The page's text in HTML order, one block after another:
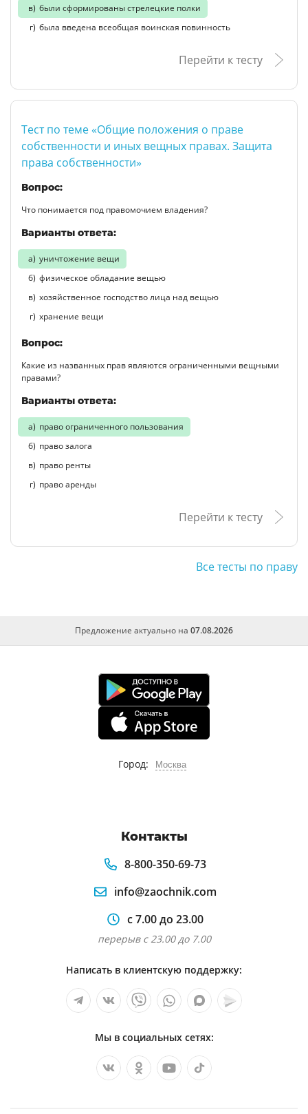
были сформированы стрелецкие полки
была введена всеобщая воинская повинность
Перейти к тесту
Тест по теме «Общие положения о праве
собственности и иных вещных правах. Защита
права собственности»
Вопрос:
Что понимается под правомочием владения?
Варианты ответа:
уничтожение вещи
физическое обладание вещью
хозяйственное господство лица над вещью
хранение вещи
Вопрос:
Какие из названных прав являются ограниченными вещными
правами?
Варианты ответа:
право ограниченного пользования
право залога
право ренты
право аренды
Перейти к тесту
Все тесты по праву
Предложение актуально на 07.08.2026
Город: Москва
Контакты
8-800-350-69-73
info@zaochnik.com
с 7.00 до 23.00
перерыв с 23.00 до 7.00
Написать в клиентскую поддержку:
Мы в социальных сетях: